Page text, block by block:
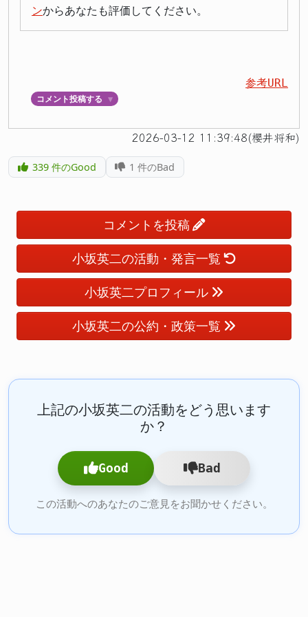
ンからあなたも評価してください。
参考URL
コメント投稿する ▼
2026-03-12 11:39:48(櫻井将和)
339件のGood 1 件のBad
コメントを投稿
小坂英二の活動・発言一覧
小坂英二プロフィール
小坂英二の公約・政策一覧
上記の小坂英二の活動をどう思います
か？
Good Bad
この活動へのあなたのご意見をお聞かせください。